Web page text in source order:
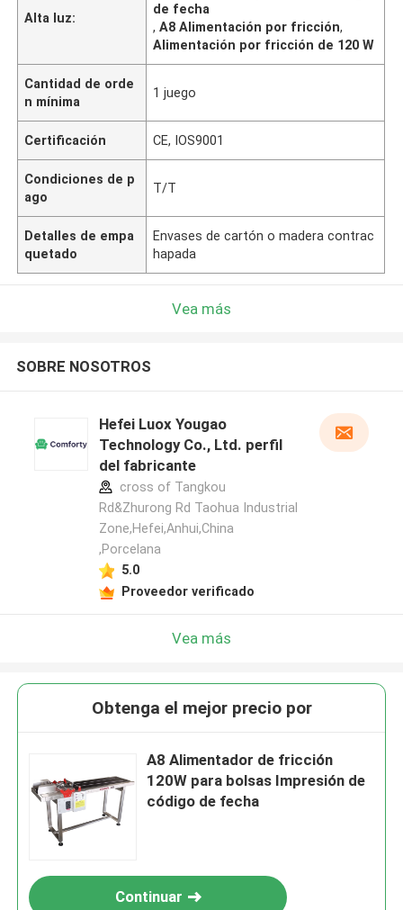
Alta luz:
de fecha
,A8 Alimentación por fricción,
Alimentación por fricción de 120 W
Cantidad de orde
n mínima
1 juego
Certificación CE, IOS9001
Condiciones de p
ago
T/T
Detalles de empa
quetado
Envases de cartón o madera contrac
hapada
Vea más
SOBRE NOSOTROS
Hefei Luox Yougao
Technology Co., Ltd. perfil
del fabricante
cross of Tangkou
Rd&Zhurong Rd Taohua Industrial
Zone,Hefei,Anhui,China
,Porcelana
5.0
Proveedor verificado
Vea más
Obtenga el mejor precio por
A8 Alimentador de fricción
120W para bolsas Impresión de
código de fecha
Continuar